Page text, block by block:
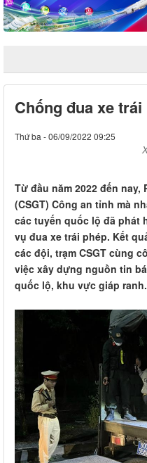
Chống đua xe
Thứ ba - 06/09/2022 09:25
Từ đầu năm 2022 đến
(CSGT) Công an tỉnh mà
các tuyến quốc lộ đã phát
vụ đua xe trái phép. Kết
các đội, trạm CSGT cùng
việc xây dựng nguồn tin
quốc lộ, khu vực giáp ranh.